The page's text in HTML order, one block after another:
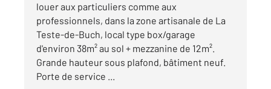
louer aux particuliers comme aux
professionnels, dans la zone artisanale de La
Teste-de-Buch, local type box/garage
d'environ 38m² au sol + mezzanine de 12m².
Grande hauteur sous plafond, bâtiment neuf.
Porte de service ...